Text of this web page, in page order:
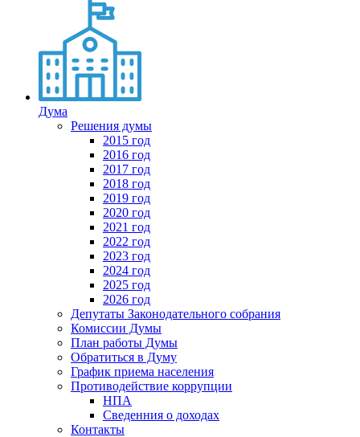
Дума
Решения думы
2015 год
2016 год
2017 год
2018 год
2019 год
2020 год
2021 год
2022 год
2023 год
2024 год
2025 год
2026 год
Депутаты Законодательного собрания
Комиссии Думы
План работы Думы
Обратиться в Думу
График приема населения
Противодействие коррупции
НПА
Сведенния о доходах
Контакты